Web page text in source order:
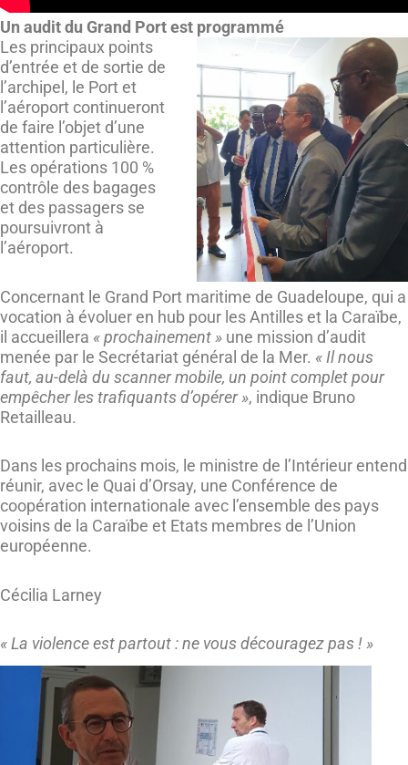
Un audit du Grand Port est programmé
Les principaux points
d’entrée et de sortie de
l’archipel, le Port et
l’aéroport continueront
de faire l’objet d’une
attention particulière.
Les opérations 100 %
contrôle des bagages
et des passagers se
poursuivront à
l’aéroport.
Concernant le Grand Port maritime de Guadeloupe, qui a
vocation à évoluer en hub pour les Antilles et la Caraïbe,
il accueillera « prochainement » une mission d’audit
menée par le Secrétariat général de la Mer. « Il nous
faut, au-delà du scanner mobile, un point complet pour
empêcher les trafiquants d’opérer », indique Bruno
Retailleau.
Dans les prochains mois, le ministre de l’Intérieur entend
réunir, avec le Quai d’Orsay, une Conférence de
coopération internationale avec l’ensemble des pays
voisins de la Caraïbe et Etats membres de l’Union
européenne.
Cécilia Larney
« La violence est partout : ne vous découragez pas ! »